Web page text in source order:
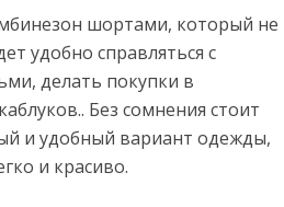
шортами, который не
удобно справляться с
делать покупки в
Без сомнения стоит
и удобный вариант одежды,
и красиво.